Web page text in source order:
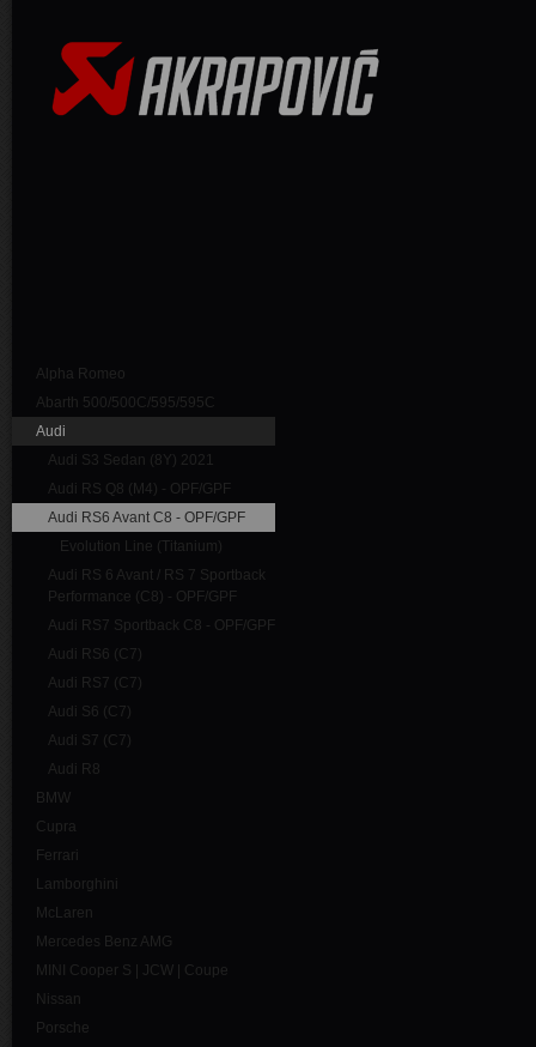
Alpha Romeo
Abarth 500/500C/595/595C
Audi
Audi S3 Sedan (8Y) 2021
Audi RS Q8 (M4) - OPF/GPF
Audi RS6 Avant C8 - OPF/GPF
Evolution Line (Titanium)
Audi RS 6 Avant / RS 7 Sportback
Performance (C8) - OPF/GPF
Audi RS7 Sportback C8 - OPF/GPF
Audi RS6 (C7)
Audi RS7 (C7)
Audi S6 (C7)
Audi S7 (C7)
Audi R8
BMW
Cupra
Ferrari
Lamborghini
McLaren
Mercedes Benz AMG
MINI Cooper S | JCW | Coupe
Nissan
Porsche